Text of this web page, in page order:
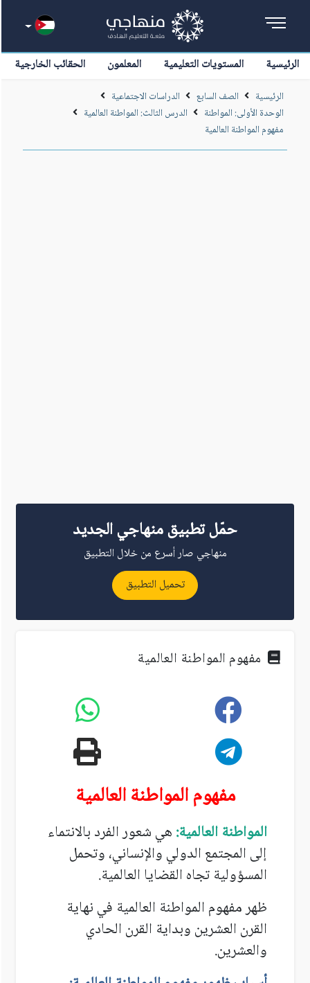
الرئيسية المستويات التعليمية المعلمون الحقائب الخارجية
الرئيسية الصف السابع
الدراسات الاجتماعية
الوحدة الأولى: المواطنة
الدرس الثالث: المواطنة العالمية
مفهوم المواطنة العالمية
حمّل تطبيق منهاجي الجديد
منهاجي صار أسرع من خلال التطبيق
تحميل التطبيق
مفهوم المواطنة العالمية
مفهوم المواطنة العالمية
المواطنة العالمية:هي شعور الفرد بالانتماء
إلى المجتمع الدولي والإنساني، وتحمل
المسؤولية تجاه القضايا العالمية.
ظهر مفهوم المواطنة العالمية في نهاية
القرن العشرين وبداية القرن الحادي
والعشرين.